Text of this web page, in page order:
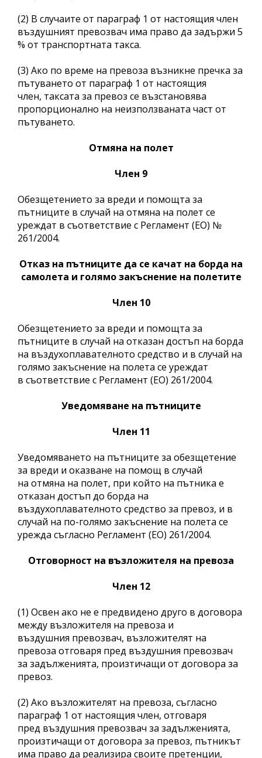
(2) В случаите от параграф 1 от настоящия член
въздушният превозвач има право да задържи 5
% от транспортната такса.
(3) Ако по време на превоза възникне пречка за
пътуването от параграф 1 от настоящия
член, таксата за превоз се възстановява
пропорционално на неизползваната част от
пътуването.
Отмяна на полет
Член 9
Обезщетението за вреди и помощта за
пътниците в случай на отмяна на полет се
уреждат в съответствие с Регламент (ЕО) №
261/2004.
Отказ на пътниците да се качат на борда на
самолета и голямо закъснение на полетите
Член 10
Обезщетението за вреди и помощта за
пътниците в случай на отказан достъп на борда
на въздухоплавателното средство и в случай на
голямо закъснение на полета се уреждат
в съответствие с Регламент (ЕО) 261/2004.
Уведомяване на пътниците
Член 11
Уведомяването на пътниците за обезщетение
за вреди и оказване на помощ в случай
на отмяна на полет, при който на пътника е
отказан достъп до борда на
въздухоплавателното средство за превоз, и в
случай на по-голямо закъснение на полета се
урежда съгласно Регламент (ЕО) 261/2004.
Отговорност на възложителя на превоза
Член 12
(1) Освен ако не е предвидено друго в договора
между възложителя на превоза и
въздушния превозвач, възложителят на
превоза отговаря пред въздушния превозвач
за задълженията, произтичащи от договора за
превоз.
(2) Ако възложителят на превоза, съгласно
параграф 1 от настоящия член, отговаря
пред въздушния превозвач за задълженията,
произтичащи от договора за превоз, пътникът
има право да реализира своите претенции,